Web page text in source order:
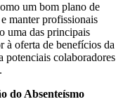
um bom plano de
manter profissionais
uma das principais
à oferta de benefícios da
potenciais colaboradores
do Absenteísmo